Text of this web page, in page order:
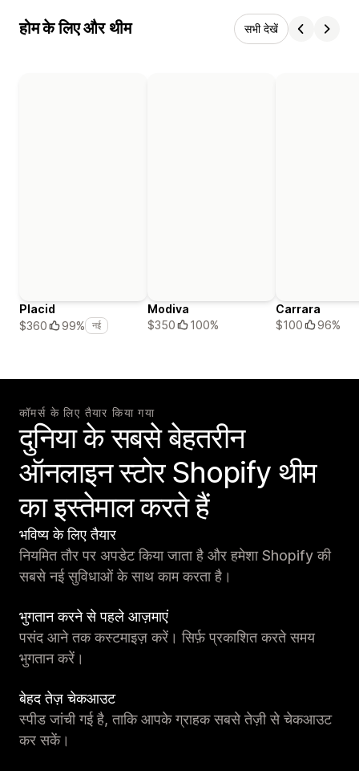
होम के लिए और थीम सभी देखें
Placid
$360
99% नई
Modiva
$350
100%
Carrara
$100
96%
कॉमर्स के लिए तैयार किया गया
दुनिया के सबसे बेहतरीन
ऑनलाइन स्टोर Shopify थीम
का इस्तेमाल करते हैं
भविष्य के लिए तैयार
नियमित तौर पर अपडेट किया जाता है और हमेशा Shopify की
सबसे नई सुविधाओं के साथ काम करता है।
भुगतान करने से पहले आज़माएं
पसंद आने तक कस्टमाइज़ करें। सिर्फ़ प्रकाशित करते समय
भुगतान करें।
बेहद तेज़ चेकआउट
स्पीड जांची गई है, ताकि आपके ग्राहक सबसे तेज़ी से चेकआउट
कर सकें।